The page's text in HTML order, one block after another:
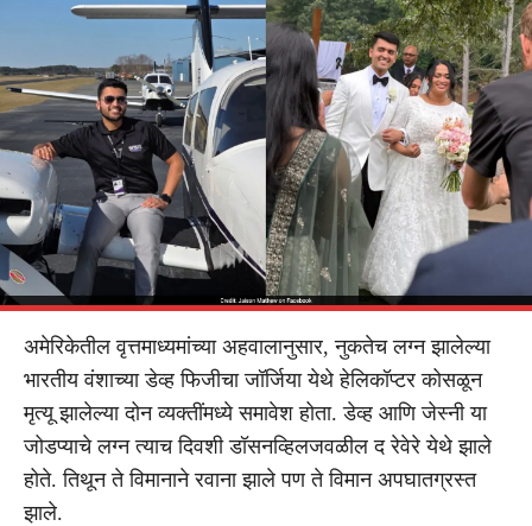
अमेरिकेतील वृत्तमाध्यमांच्या अहवालानुसार, नुकतेच लग्न झालेल्या
भारतीय वंशाच्या डेव्ह फिजीचा जॉर्जिया येथे हेलिकॉप्टर कोसळून
मृत्यू झालेल्या दोन व्यक्तींमध्ये समावेश होता. डेव्ह आणि जेस्नी या
जोडप्याचे लग्न त्याच दिवशी डॉसनव्हिलजवळील द रेवेरे येथे झाले
होते. तिथून ते विमानाने रवाना झाले पण ते विमान अपघातग्रस्त
झाले.